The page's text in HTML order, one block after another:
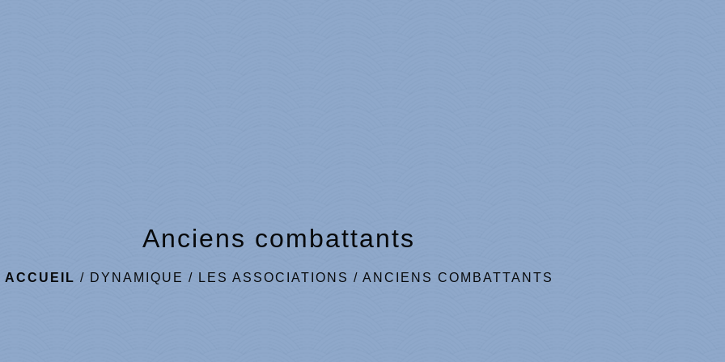
Anciens combattants
ACCUEIL / DYNAMIQUE / LES ASSOCIATIONS / ANCIENS COMBATTANTS